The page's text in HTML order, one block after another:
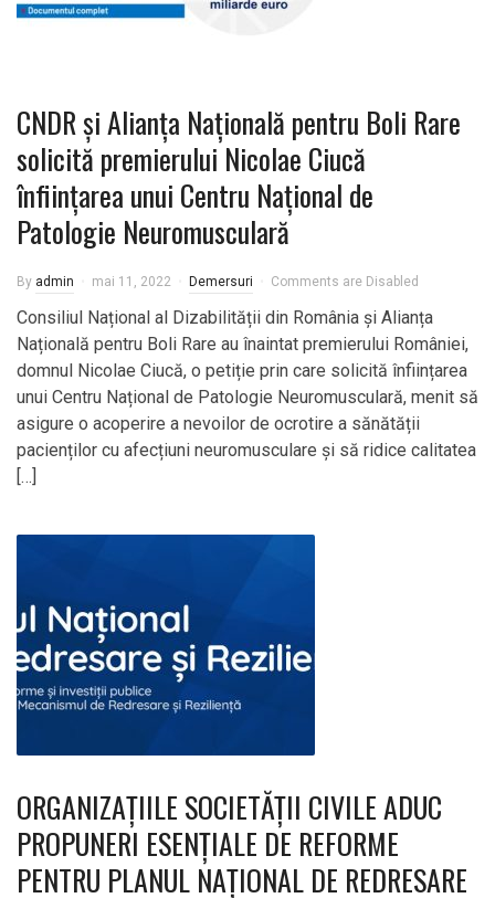
CNDR și Alianța Națională pentru Boli Rare
solicită premierului Nicolae Ciucă
înființarea unui Centru Național de
Patologie Neuromusculară
By admin mai 11, 2022 Demersuri Comments are Disabled
Consiliul Național al Dizabilității din România și Alianța
Națională pentru Boli Rare au înaintat premierului României,
domnul Nicolae Ciucă, o petiție prin care solicită înființarea
unui Centru Național de Patologie Neuromusculară, menit să
asigure o acoperire a nevoilor de ocrotire a sănătății
pacienților cu afecțiuni neuromusculare și să ridice calitatea
[…]
ORGANIZAȚIILE SOCIETĂȚII CIVILE ADUC
PROPUNERI ESENȚIALE DE REFORME
PENTRU PLANUL NAȚIONAL DE REDRESARE